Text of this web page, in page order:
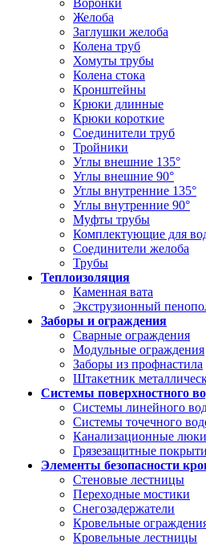
Воронки
Желоба
Заглушки желоба
Колена труб
Хомуты трубы
Колена стока
Кронштейны
Крюки длинные
Крюки короткие
Соединители труб
Тройники
Углы внешние 135°
Углы внешние 90°
Углы внутренние 135°
Углы внутренние 90°
Муфты трубы
Комплектующие для
Соединители желоба
Трубы
Теплоизоляция
Каменная вата
Экструзионный
Заборы и ограждения
Сварные ограждения
Модульные ограждения
Заборы из профнастила
Штакетник
Системы поверхностного
Системы линейного
Системы точечного
Канализационные люки
Грязезащитные
Элементы безопасности
Стеновые лестницы
Переходные мостики
Снегозадержатели
Кровельные
Кровельные лестницы